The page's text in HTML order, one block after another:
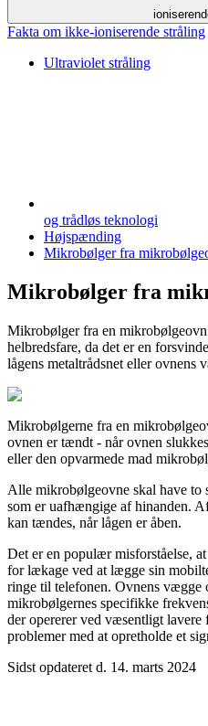
Fakta om ikke-ioniserende stråling
Ultraviolet stråling
og trådløs teknologi
Højspænding
Mikrobølger fra
Mikrobølger fra
Mikrobølger fra en
helbredsfare, da det er en
lågens metaltrådsnet eller ovnens
Mikrobølgerne fra en
ovnen er tændt - når ovnen
eller den opvarmede mad
Alle mikrobølgeovne skal have to
som er uafhængige af hinanden.
kan tændes, når lågen er åben.
Det er en populær misforståelse,
for lækage ved at lægge sin
ringe til telefonen. Ovnens vægge
mikrobølgernes specifikke
der opererer ved væsentligt
problemer med at opretholde et
Sidst opdateret d. 14. marts 2024